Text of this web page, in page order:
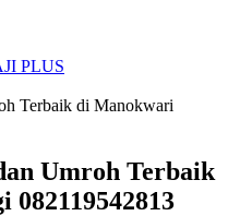
PLUS
Terbaik di Manokwari
Umroh Terbaik